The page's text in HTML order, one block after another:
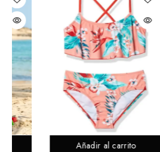
Añadir al carrito